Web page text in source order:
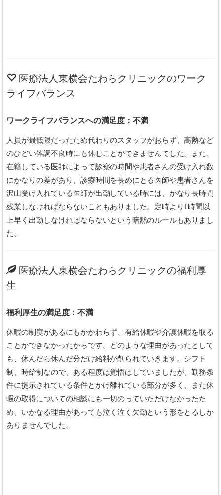
医療法人東横会たわらクリニックのワーク
ライフバランス
ワークライフバランスへの満足度：不満
人員が最低限だったため代わりのスタッフがおらず、高熱など
のひどい体調不良時にも休むことができませんでした。また、
在籍している医師によって診察の時間や患者さんの受け入れ数
にかなりの差があり、診療時間を長めにとる医師や患者さんを
沢山受け入れている医師が出勤している時には、かなり長時間
残業しなければならないこともありました。定時より1時間以
上早く出勤しなければならないという暗黙のルールもありまし
た。
医療法人東横会たわらクリニックの福利厚
生
福利厚生の満足度：不満
休暇の制度があるにもかかわらず、有給休暇や介護休暇を取る
ことができなかったからです。どのような理由があったとして
も、休んだら休んだ分だけ給料が削られていきます。シフト
制、時給制なので、ある程度は覚悟はしていましたが、勤務条
件に提示されている条件とかけ離れている部分が多く、また休
暇の取得についての相談にも一切のっていただけなかったた
め、いかなる理由があっても泣く泣く欠勤という形をとるしか
ありませんでした。